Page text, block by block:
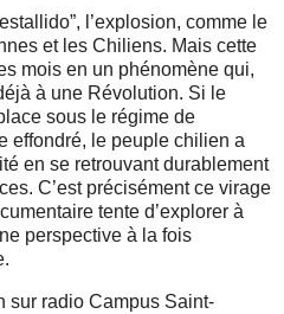
l’explosion, comme le
et les Chiliens. Mais cette
mois en un phénomène qui,
à une Révolution. Si le
sous le régime de
effondré, le peuple chilien a
en se retrouvant durablement
C’est précisément ce virage
tente d’explorer à
perspective à la fois
sur radio Campus Saint-